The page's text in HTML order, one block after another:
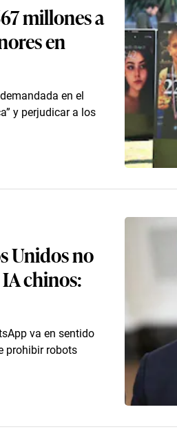
millones a
en
en el
y perjudicar a los
Unidos no
chinos:
va en sentido
prohibir robots